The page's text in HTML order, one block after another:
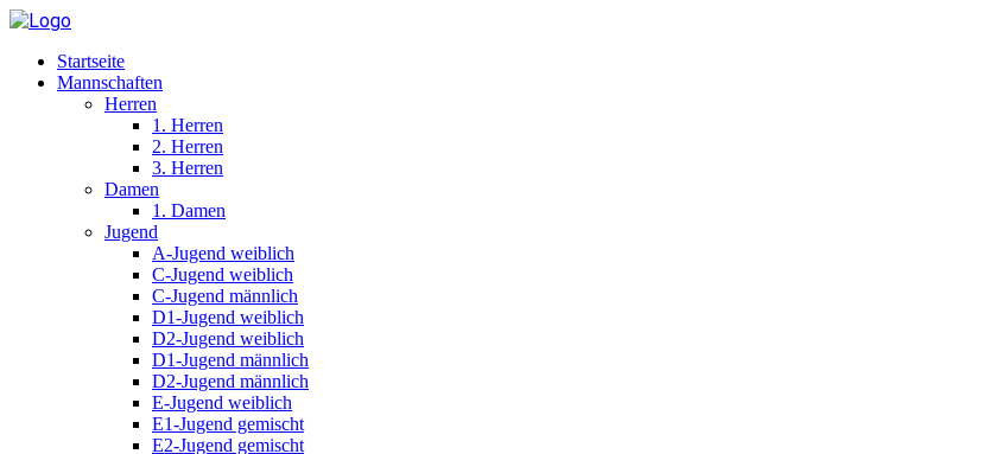
Startseite
Mannschaften
Herren
1. Herren
2. Herren
3. Herren
Damen
1. Damen
Jugend
A-Jugend weiblich
C-Jugend weiblich
C-Jugend männlich
D1-Jugend weiblich
D2-Jugend weiblich
D1-Jugend männlich
D2-Jugend männlich
E-Jugend weiblich
E1-Jugend gemischt
E2-Jugend gemischt